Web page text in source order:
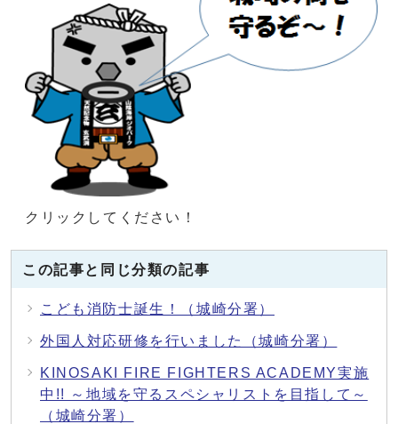
クリックしてください！
この記事と同じ分類の記事
こども消防士誕生！（城崎分署）
外国人対応研修を行いました（城崎分署）
KINOSAKI FIRE FIGHTERS ACADEMY実施
中!! ～地域を守るスペシャリストを目指して～
（城崎分署）